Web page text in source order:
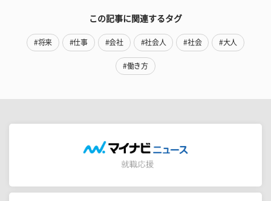
この記事に関連するタグ
#将来 #仕事 #会社 #社会人 #社会 #大人
#働き方